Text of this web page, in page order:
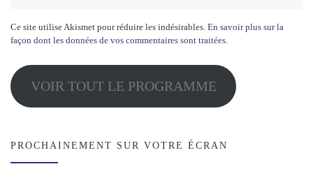
Ce site utilise Akismet pour réduire les indésirables. En savoir plus sur la
façon dont les données de vos commentaires sont traitées.
VOIR TOUT LE PROGRAMME
PROCHAINEMENT SUR VOTRE ÉCRAN